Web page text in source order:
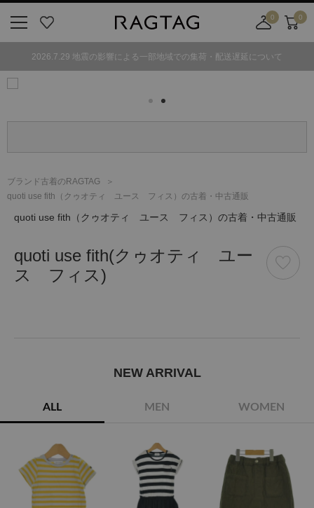
ボ
気
0
舗
ト
0
2026.7.29 地震の影響による一部地域での集荷・配送遅延について
ブランド古着のRAGTAG
quoti use fith（クゥオティ ユース フィス）の古着・中古通販
quoti use fith （クゥオティ ユース フィス） の古着・中古通販
quoti use fith(クゥオティ ユー
ス フィス)
NEW ARRIVAL
ALL MEN WOMEN